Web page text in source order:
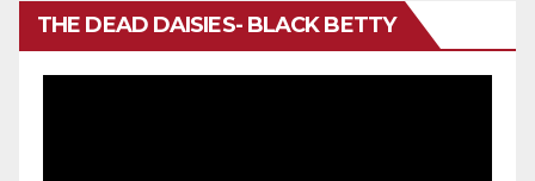
THE DEAD DAISIES- BLACK BETTY